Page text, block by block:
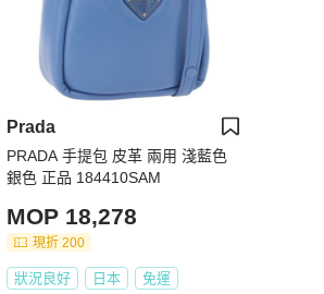
Prada
PRADA 手提包 皮革 兩用 淺藍色
銀色 正品 184410SAM
MOP 18,278
現折 200
狀況良好 日本 免運